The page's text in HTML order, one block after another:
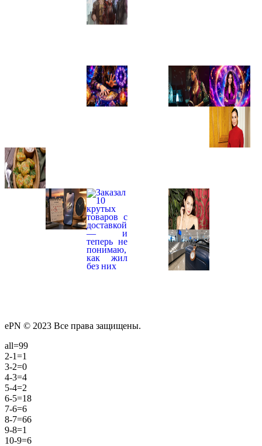
ePN © 2023 Все права защищены.
all=99
2-1=1
3-2=0
4-3=4
5-4=2
6-5=18
7-6=6
8-7=66
9-8=1
10-9=6